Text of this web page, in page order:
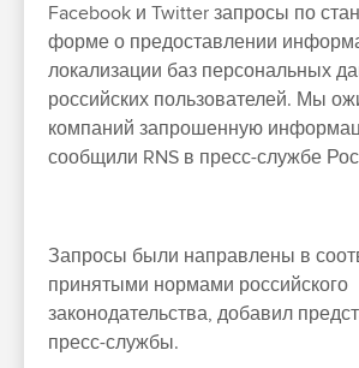
Facebook и Twitter запросы по
форме о предоставлении
локализации баз персональных
российских пользователей. Мы
компаний запрошенную
сообщили RNS в пресс-службе
Запросы были направлены в
принятыми нормами российского
законодательства, добавил
пресс-службы.